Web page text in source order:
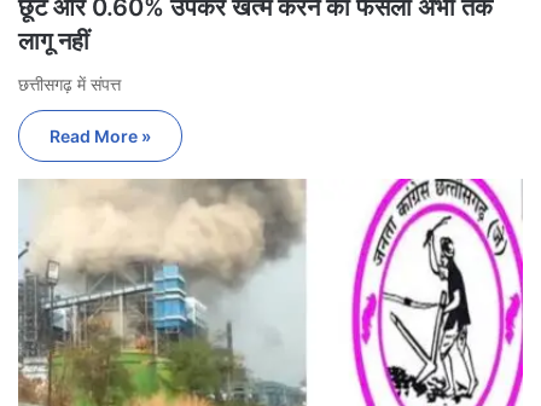
छूट और 0.60% उपकर खत्म करने का फैसला अभी तक
लागू नहीं
छत्तीसगढ़ में संपत्त
Read More »